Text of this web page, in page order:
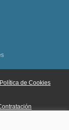
Política de Cookies